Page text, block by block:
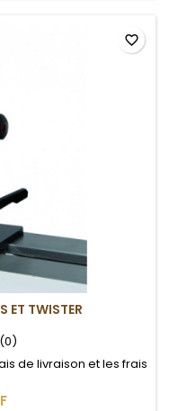
ET TWISTER
(0)
de livraison et les frais
favorite_border